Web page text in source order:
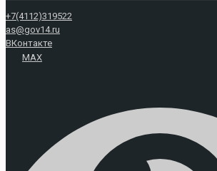
+7(4112)319522
as@gov14.ru
ВКонтакте
MAX